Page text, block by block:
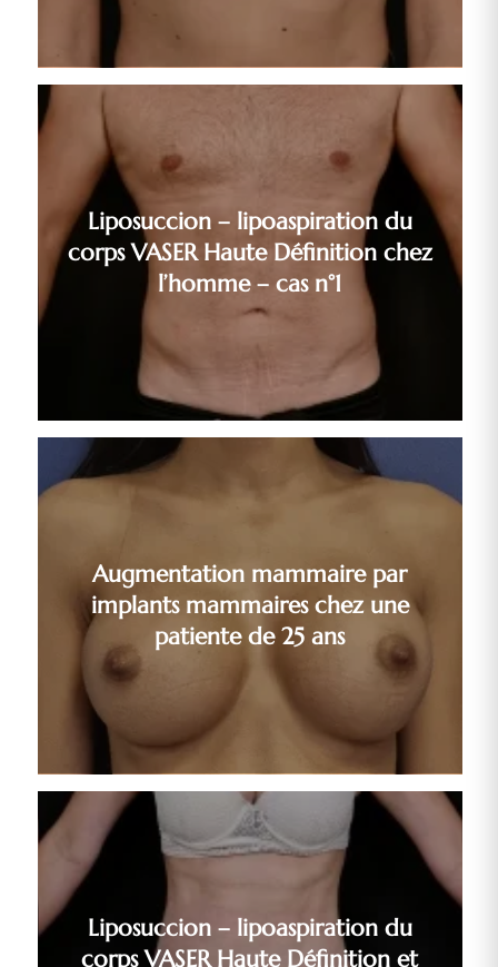
Liposuccion – lipoaspiration du
corps VASER Haute Définition chez
l’homme – cas n°1
Augmentation mammaire par
implants mammaires chez une
patiente de 25 ans
Liposuccion – lipoaspiration du
corps VASER Haute Définition et